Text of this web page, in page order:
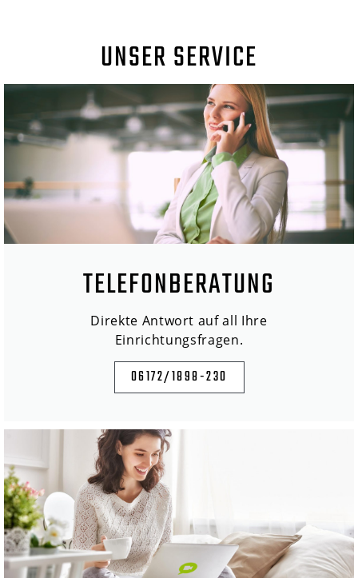
UNSER SERVICE
TELEFONBERATUNG
Direkte Antwort auf all Ihre
Einrichtungsfragen.
06172/1898-230